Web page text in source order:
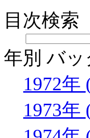
目次検索
年別 バ
1972年
1973年